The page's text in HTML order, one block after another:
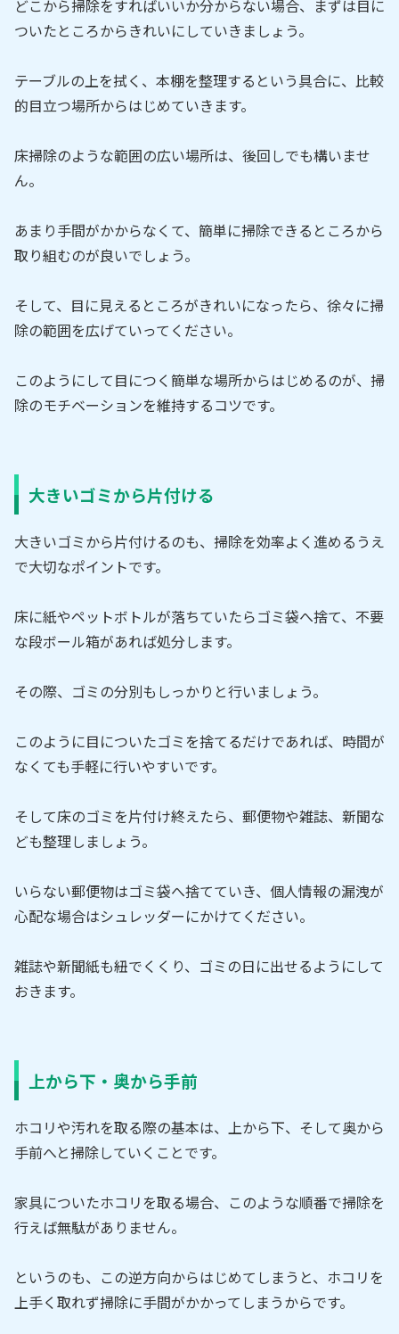
どこから掃除をすればいいか分からない場合、まずは目に
ついたところからきれいにしていきましょう。
テーブルの上を拭く、本棚を整理するという具合に、比較
的目立つ場所からはじめていきます。
床掃除のような範囲の広い場所は、後回しでも構いませ
ん。
あまり手間がかからなくて、簡単に掃除できるところから
取り組むのが良いでしょう。
そして、目に見えるところがきれいになったら、徐々に掃
除の範囲を広げていってください。
このようにして目につく簡単な場所からはじめるのが、掃
除のモチベーションを維持するコツです。
大きいゴミから片付ける
大きいゴミから片付けるのも、掃除を効率よく進めるうえ
で大切なポイントです。
床に紙やペットボトルが落ちていたらゴミ袋へ捨て、不要
な段ボール箱があれば処分します。
その際、ゴミの分別もしっかりと行いましょう。
このように目についたゴミを捨てるだけであれば、時間が
なくても手軽に行いやすいです。
そして床のゴミを片付け終えたら、郵便物や雑誌、新聞な
ども整理しましょう。
いらない郵便物はゴミ袋へ捨てていき、個人情報の漏洩が
心配な場合はシュレッダーにかけてください。
雑誌や新聞紙も紐でくくり、ゴミの日に出せるようにして
おきます。
上から下・奥から手前
ホコリや汚れを取る際の基本は、上から下、そして奥から
手前へと掃除していくことです。
家具についたホコリを取る場合、このような順番で掃除を
行えば無駄がありません。
というのも、この逆方向からはじめてしまうと、ホコリを
上手く取れず掃除に手間がかかってしまうからです。